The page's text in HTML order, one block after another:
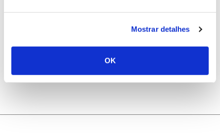
Mostrar detalhes
OK
porquê?
restantes carvalhos?